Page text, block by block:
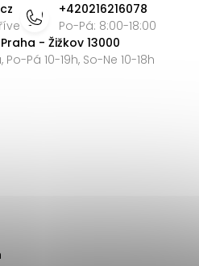
+420216216078
Po-Pá: 8:00-18:00
- Žižkov 13000
Pá 10-19h, So-Ne 10-18h